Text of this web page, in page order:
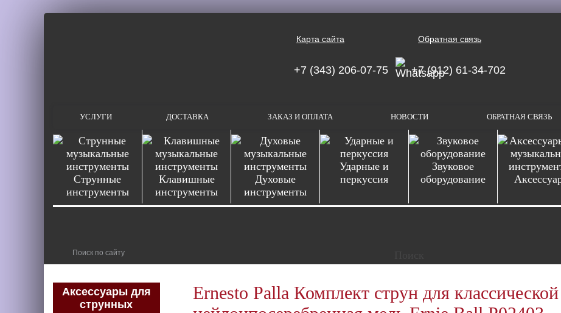
Карта сайта Обратная связь
+7 (343) 206-07-75 +7 (912) 61-34-702
УСЛУГИ ДОСТАВКА ЗАКАЗ И ОПЛАТА НОВОСТИ ОБРАТНАЯ СВЯЗЬ
Струнные
инструменты
Клавишные
инструменты
Духовые
инструменты
Ударные и
перкуссия
Звуковое
оборудование
Ernesto Palla Комплект струн для
Аксессуары для
струнных